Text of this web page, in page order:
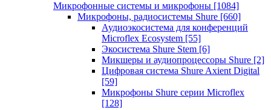
Микрофонные системы и микрофоны [1084]
Микрофоны, радиосистемы Shure [660]
Аудиоэкосистема для конференций
Microflex Ecosystem [55]
Экосистема Shure Stem [6]
Микшеры и аудиопроцессоры Shure [2]
Цифровая система Shure Axient Digital
[59]
Микрофоны Shure серии Microflex
[128]